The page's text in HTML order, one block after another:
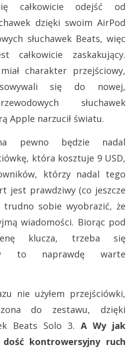
całkowicie odejść od
dzięki swoim AirPod
słuchawek Beats, więc
zaskakujący.
charakter przejściowy,
się do nowej,
słuchawek
Apple narzucił światu.
pewno będzie nadal
która kosztuje 9 USD,
którzy nadal tego
jest prawdziwy (co jeszcze
trudno sobie wyobrazić, że
wiadomości. Biorąc pod
klucza, trzeba się
to naprawdę warte
nie użyłem przejściówki,
do zestawu, dzięki
Beats Solo 3. A Wy jak
kontrowersyjny ruch